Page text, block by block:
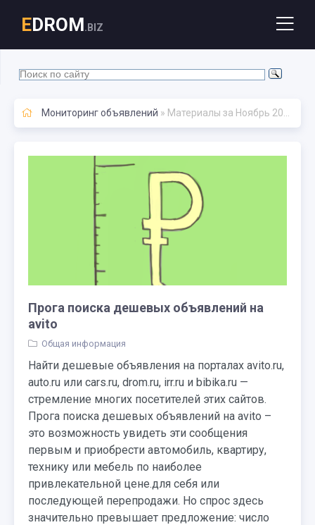
EDROM.BIZ
Мониторинг объявлений » Материалы за Ноябрь 2015 года
Прога поиска дешевых объявлений на
avito
Общая информация
Найти дешевые объявления на порталах avito.ru,
auto.ru или cars.ru, drom.ru, irr.ru и bibika.ru —
стремление многих посетителей этих сайтов.
Прога поиска дешевых объявлений на avito –
это возможность увидеть эти сообщения
первым и приобрести автомобиль, квартиру,
технику или мебель по наиболее
привлекательной цене.для себя или
последующей перепродажи. Но спрос здесь
значительно превышает предложение: число